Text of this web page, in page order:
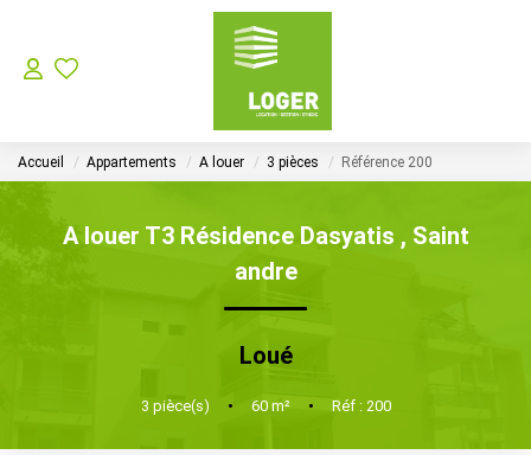
LOCATION
GESTION LOCATIVE
SYNDIC
Choisir Son Syndic Sur L’ile De La Réunion
Les Missions D’un Syndic De Copropriété Sur L’ile De
Accueil Appartements A louer 3 pièces Référence 200
A louer T3 Résidence Dasyatis , Saint
andre
Loué
3 pièce(s) • 60m² • Réf : 200